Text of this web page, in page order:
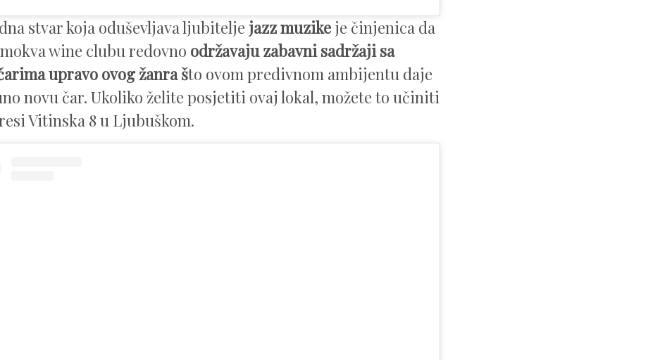
stvar koja oduševljava ljubitelje jazz muzike je činjenica da
wine clubu redovno održavaju zabavni sadržaji sa
upravo ovog žanra što ovom predivnom ambijentu daje
novu čar. Ukoliko želite posjetiti ovaj lokal, možete to učiniti
Vitinska 8 u Ljubuškom.